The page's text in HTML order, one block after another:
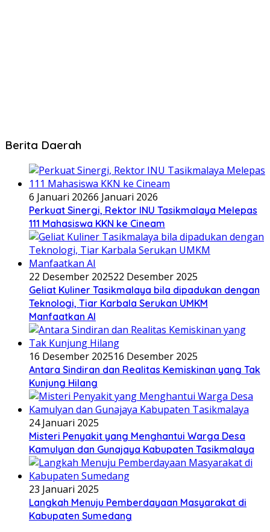
Berita Daerah
6 Januari 20266 Januari 2026
Perkuat Sinergi, Rektor INU Tasikmalaya Melepas
111 Mahasiswa KKN ke Cineam
22 Desember 202522 Desember 2025
Geliat Kuliner Tasikmalaya bila dipadukan dengan
Teknologi, Tiar Karbala Serukan UMKM
Manfaatkan AI
16 Desember 202516 Desember 2025
Antara Sindiran dan Realitas Kemiskinan yang Tak
Kunjung Hilang
24 Januari 2025
Misteri Penyakit yang Menghantui Warga Desa
Kamulyan dan Gunajaya Kabupaten Tasikmalaya
23 Januari 2025
Langkah Menuju Pemberdayaan Masyarakat di
Kabupaten Sumedang